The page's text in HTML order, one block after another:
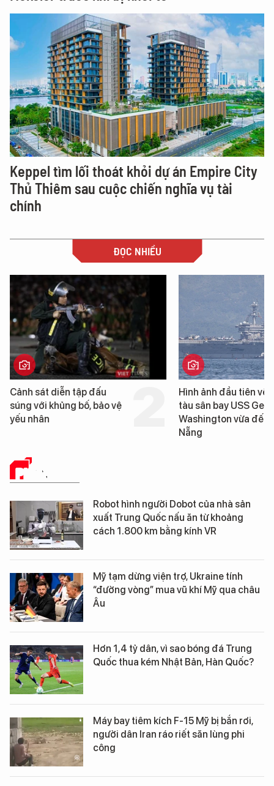
Keppel tìm lối thoát khỏi dự án Empire City
Thủ Thiêm sau cuộc chiến nghĩa vụ tài
chính
ĐỌC NHIỀU
Hình ảnh đầu tiên về siêu
tàu sân bay USS George
Washington vừa đến Đà
Đà Nẵng sẽ đầu tư
6.200 tỷ đồng xây
Bến cảng Liên Chiểu
đoạn 2
PHÂN TÍCH
Robot hình người Dobot của nhà sản
xuất Trung Quốc nấu ăn từ khoảng
cách 1.800 km bằng kính VR
Mỹ tạm dừng viện trợ, Ukraine tính
“đường vòng” mua vũ khí Mỹ qua châu
Âu
Hơn 1,4 tỷ dân, vì sao bóng đá Trung
Quốc thua kém Nhật Bản, Hàn Quốc?
Máy bay tiêm kích F-15 Mỹ bị bắn rơi,
người dân Iran ráo riết săn lùng phi
công